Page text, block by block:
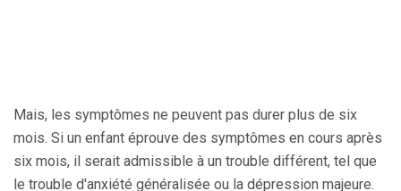
Mais, les symptômes ne peuvent pas durer plus de six
mois. Si un enfant éprouve des symptômes en cours après
six mois, il serait admissible à un trouble différent, tel que
le trouble d'anxiété généralisée ou la dépression majeure.